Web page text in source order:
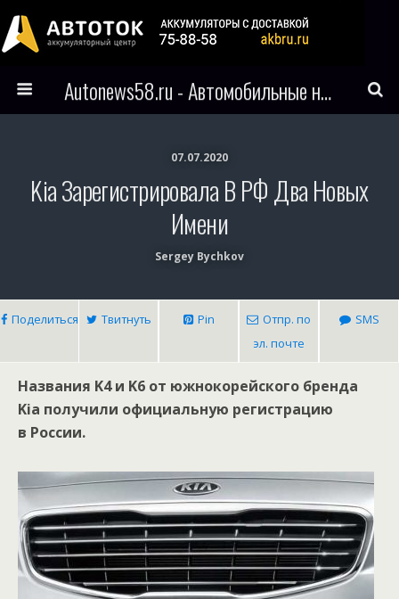
Autonews58.ru - Автомобильные новости Пензы и всего мира
07.07.2020
Kia Зарегистрировала В РФ Два Новых
Имени
Sergey Bychkov
Поделиться Твитнуть Pin
Отпр. по
эл. почте
SMS
Названия K4 и K6 от южнокорейского бренда
Kia получили официальную регистрацию
в России.